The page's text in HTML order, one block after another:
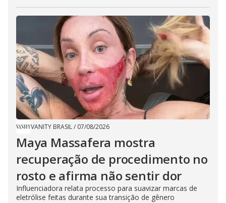
VANITY BRASIL/ 07/08/2026
Maya Massafera mostra
recuperação de procedimento no
rosto e afirma não sentir dor
Influenciadora relata processo para suavizar marcas de
eletrólise feitas durante sua transição de gênero